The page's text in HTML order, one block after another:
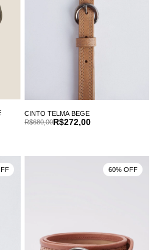
CINTO TELMA BEGE
R$272,00
R$680,00
60% OFF